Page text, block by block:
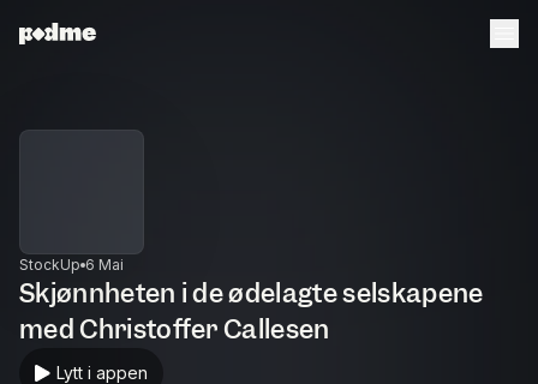
StockUp 6 Mai
Skjønnheten i de ødelagte selskapene
med Christoffer Callesen
Lytt i appen